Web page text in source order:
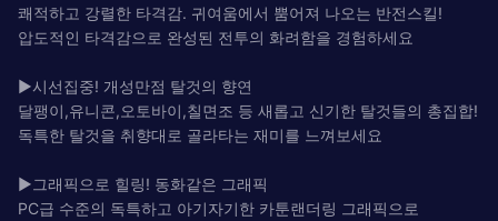
쾌적하고 강렬한 타격감. 귀여움에서 뿜어져 나오는 반전스킬!
압도적인 타격감으로 완성된 전투의 화려함을 경험하세요
▶시선집중! 개성만점 탈것의 향연
달팽이,유니콘,오토바이,칠면조 등 새롭고 신기한 탈것들의 총집합!
독특한 탈것을 취향대로 골라타는 재미를 느껴보세요
▶그래픽으로 힐링! 동화같은 그래픽
PC급 수준의 독특하고 아기자기한 카툰랜더링 그래픽으로